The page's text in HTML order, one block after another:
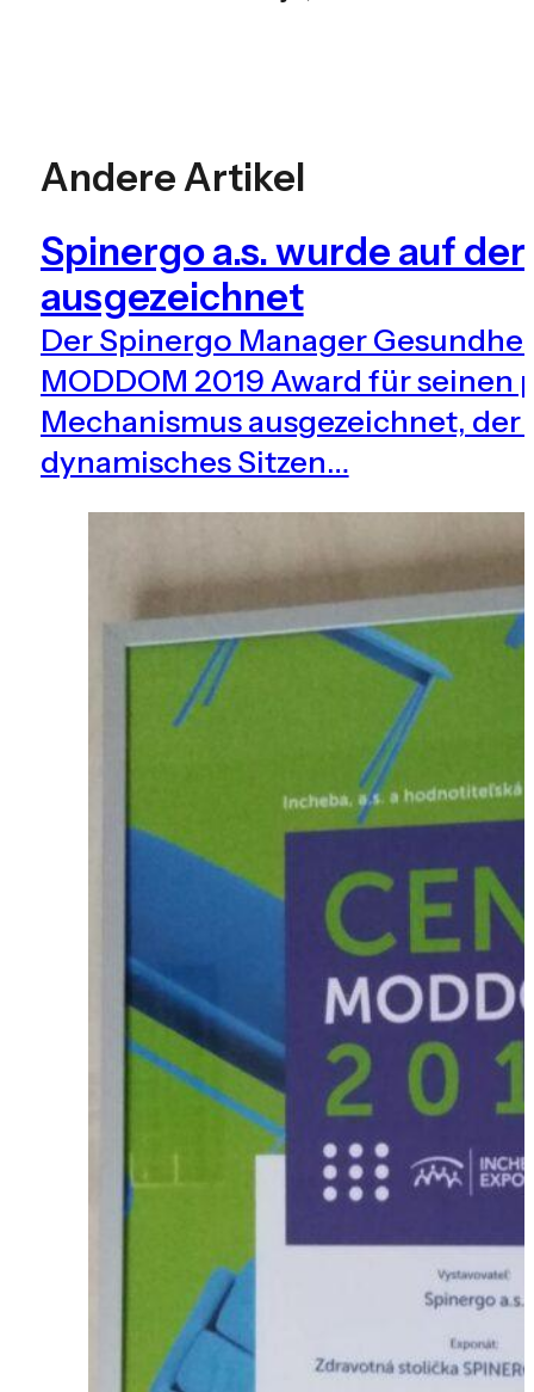
Andere Artikel
Spinergo a.s. wurde auf
ausgezeichnet
Der Spinergo Manager
MODDOM 2019 Award für seinen
Mechanismus ausgezeichnet, der
dynamisches Sitzen…